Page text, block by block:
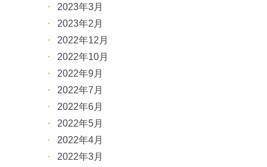
2023年3月
2023年2月
2022年12月
2022年10月
2022年9月
2022年7月
2022年6月
2022年5月
2022年4月
2022年3月